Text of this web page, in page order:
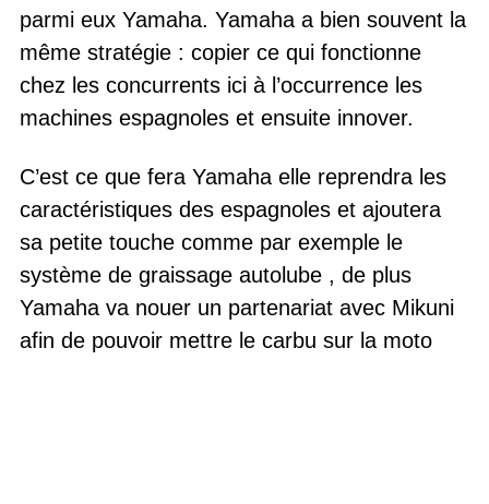
parmi eux Yamaha. Yamaha a bien souvent la
même stratégie : copier ce qui fonctionne
chez les concurrents ici à l’occurrence les
machines espagnoles et ensuite innover.
C’est ce que fera Yamaha elle reprendra les
caractéristiques des espagnoles et ajoutera
sa petite touche comme par exemple le
système de graissage autolube , de plus
Yamaha va nouer un partenariat avec Mikuni
afin de pouvoir mettre le carbu sur la moto